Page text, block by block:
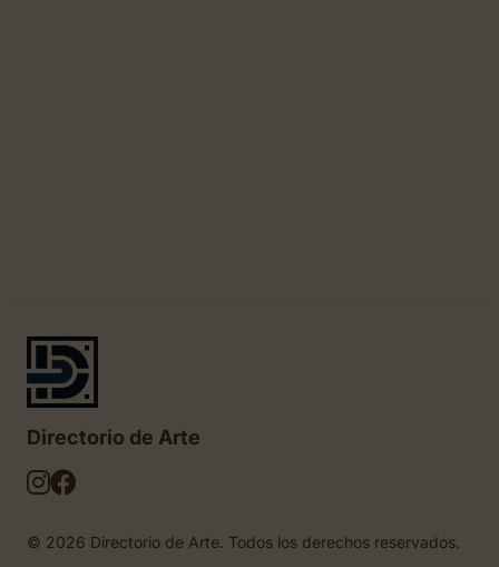
Directorio de Arte
© 2026 Directorio de Arte. Todos los derechos reservados.